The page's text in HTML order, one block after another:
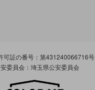
可証の番号：第431240066716号
委員会：埼玉県公安委員会